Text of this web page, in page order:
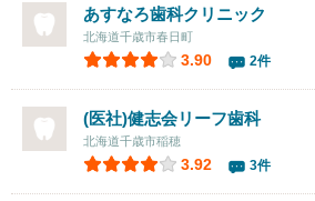
あすなろ歯科クリニック
北海道千歳市春日町
3.90 2件
(医社)健志会リーフ歯科
北海道千歳市稲穂
3.92 3件